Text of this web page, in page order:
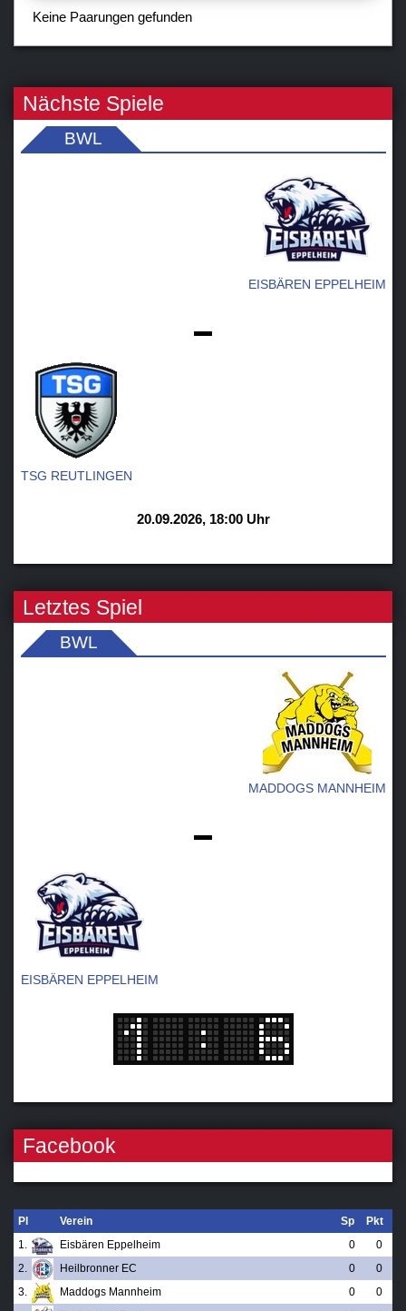
Verein
Keine Paarungen gefunden
Nächste Spiele
BWL
EISBÄREN EPPELHEIM
TSG REUTLINGEN
20.09.2026, 18:00 Uhr
Letztes Spiel
BWL
MADDOGS MANNHEIM
-
EISBÄREN EPPELHEIM
Facebook
Pl Verein Sp
Pkt
1.
Eisbären Eppelheim 0
0
2.
Heilbronner EC 0
0
3.
Maddogs Mannheim 0
0